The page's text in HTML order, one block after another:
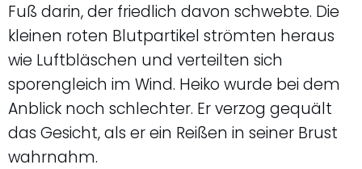
Fuß darin, der friedlich davon schwebte. Die
kleinen roten Blutpartikel strömten heraus
wie Luftbläschen und verteilten sich
sporengleich im Wind. Heiko wurde bei dem
Anblick noch schlechter. Er verzog gequält
das Gesicht, als er ein Reißen in seiner Brust
wahrnahm.